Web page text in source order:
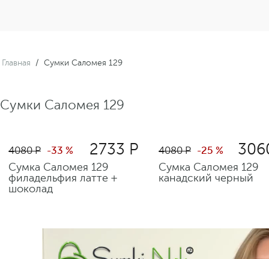
Главная / Сумки Саломея 129
Сумки Саломея 129
2733 Р
4080 Р -33 %
Сумка Саломея 129
филадельфия латте +
шоколад
4080 Р -25 %
Сумка Саломея 129
канадский черный